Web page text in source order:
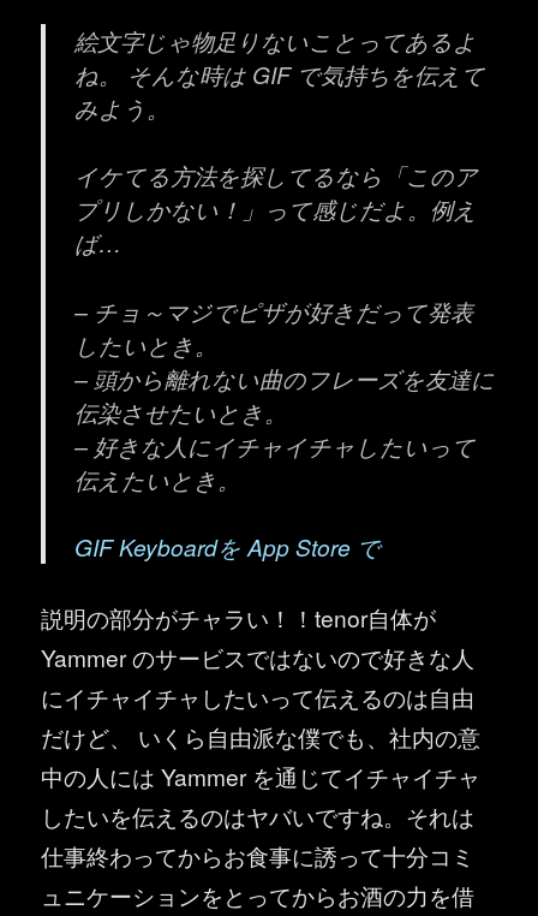
絵文字じゃ物足りないことってあるよ
ね。 そんな時は GIF で気持ちを伝えて
みよう。
イケてる方法を探してるなら「このア
プリしかない！」って感じだよ。例え
ば…
– チョ～マジでピザが好きだって発表
したいとき。
– 頭から離れない曲のフレーズを友達に
伝染させたいとき。
– 好きな人にイチャイチャしたいって
伝えたいとき。
GIF Keyboardを App Store で
説明の部分がチャラい！！tenor自体が
Yammer のサービスではないので好きな人
にイチャイチャしたいって伝えるのは自由
だけど、 いくら自由派な僕でも、社内の意
中の人には Yammer を通じてイチャイチャ
したいを伝えるのはヤバいですね。それは
仕事終わってからお食事に誘って十分コミ
ュニケーションをとってからお酒の力を借